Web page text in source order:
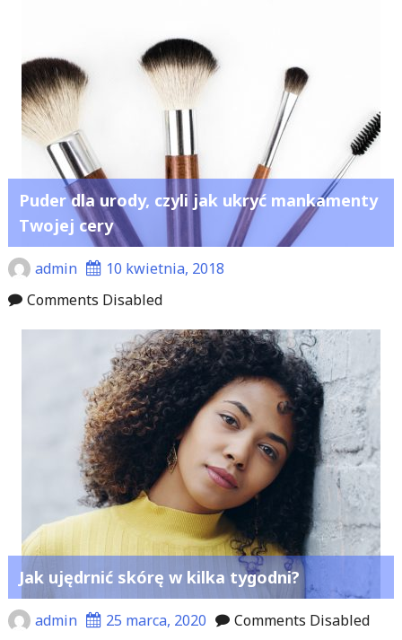
Puder dla urody, czyli jak ukryć mankamenty
Twojej cery
admin
10 kwietnia, 2018
Comments Disabled
Jak ujędrnić skórę w kilka tygodni?
admin 25 marca, 2020 Comments Disabled